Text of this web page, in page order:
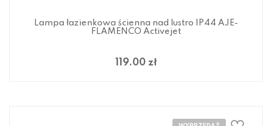
Lampa łazienkowa ścienna nad lustro IP44 AJE-
FLAMENCO Activejet
119.00 zł